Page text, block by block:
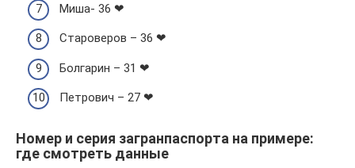
Миша- 36 ❤
Староверов – 36 ❤
Болгарин – 31 ❤
Петрович – 27 ❤
Номер и серия загранпаспорта на примере:
где смотреть данные